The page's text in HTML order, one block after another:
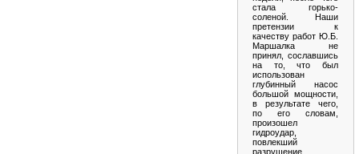
стала горько-
соленой. Наши
претензии к
качеству работ Ю.Б.
Маршалка не
принял, сославшись
на то, что был
использован
глубинный насос
большой мощности,
в результате чего,
по его словам,
произошел
гидроудар,
повлекший
разрушение